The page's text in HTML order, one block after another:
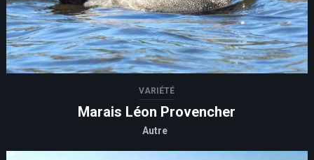
VARIÉTÉ
Marais Léon Provencher
Autre